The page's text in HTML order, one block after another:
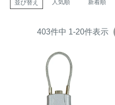
並び替え 人気順 新着順
403件中 1-20件表示
電気柵
トレイルカメラ
サーカメラ）